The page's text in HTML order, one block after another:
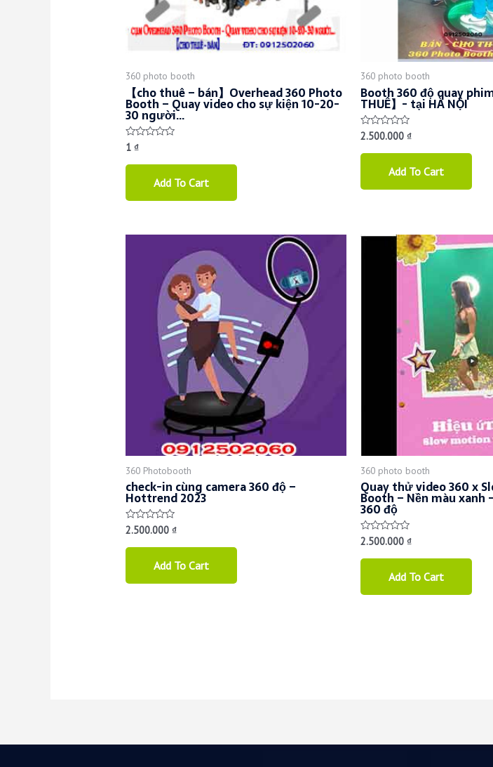
360 photo booth
【cho thuê – bán】Overhead 360 Photo
Booth – Quay video cho sự kiện 10-20-
30 người…
Rated
0
out
1 ₫
Add To Cart
360 photo booth
Booth 360 độ quay
THUÊ】- tại HÀ NỘI
Rated
0
out
2.500.000 ₫
Add To Cart
360 Photobooth
check-in cùng camera 360 độ –
Hottrend 2023
Rated
0
out
2.500.000 ₫
Add To Cart
360 photo booth
Quay thử video 360 x
Booth – Nền màu xanh
360 độ
Rated
0
out
2.500.000 ₫
Add To Cart